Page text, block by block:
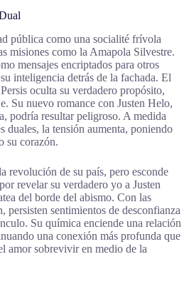
pública como una socialité frívola
misiones como la Amapola Silvestre.
mensajes encriptados para otros
inteligencia detrás de la fachada. El
oculta su verdadero propósito,
Su nuevo romance con Justen Helo,
podría resultar peligroso. A medida
duales, la tensión aumenta, poniendo
su corazón.
revolución de su país, pero esconde
revelar su verdadero yo a Justen
del borde del abismo. Con las
persisten sentimientos de desconfianza
Su química enciende una relación
una conexión más profunda que
amor sobrevivir en medio de la